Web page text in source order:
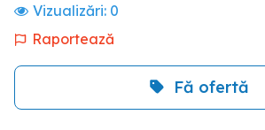
Vizualizări: 0
Raportează
Fă ofertă